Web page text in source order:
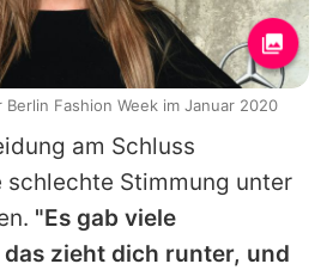
am Schluss
Stimmung unter
"Es gab viele
zieht dich runter, und
Berlin Fashion Week im Januar 2020